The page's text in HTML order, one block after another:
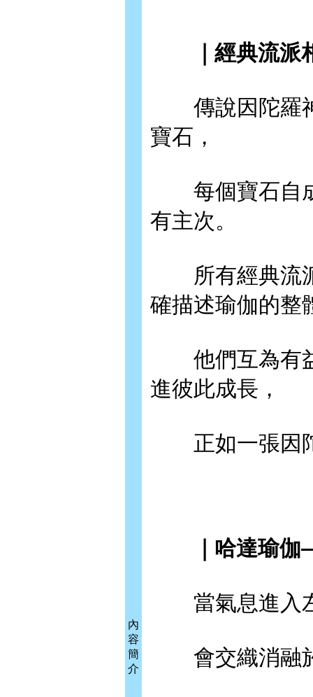
內
容
簡
介
｜經典流派
傳說因陀羅神
寶石，
每個寶石自成
有主次。
所有經典流派
確描述瑜伽的整
他們互為有益
進彼此成長，
正如一張因
｜哈達瑜伽
當氣息進入左
會交織消融